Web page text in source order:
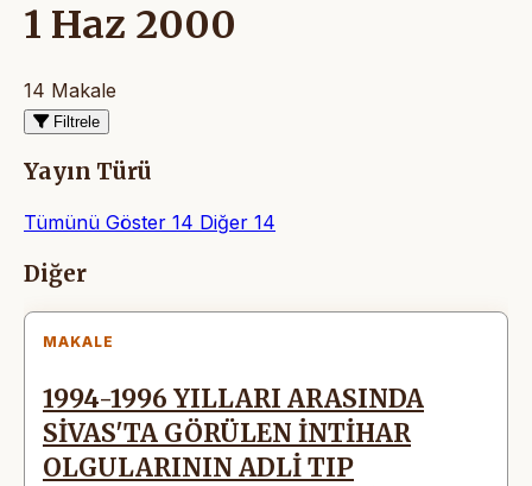
1 Haz 2000
14 Makale
Filtrele
Yayın Türü
Tümünü Göster 14 Diğer 14
Makaleler
Diğer
MAKALE
1994-1996 YILLARI ARASINDA
SİVAS'TA GÖRÜLEN İNTİHAR
OLGULARININ ADLİ TIP